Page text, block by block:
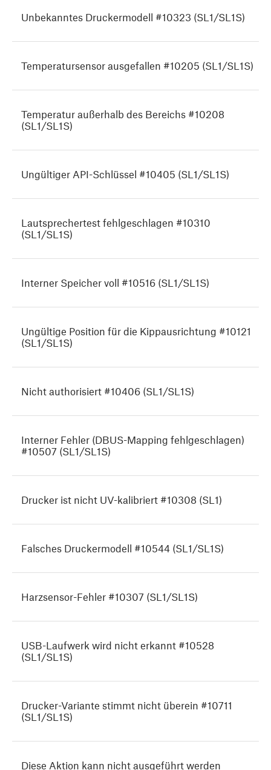
Unbekanntes Druckermodell #10323 (SL1/SL1S)
Temperatursensor ausgefallen #10205 (SL1/SL1S)
Temperatur außerhalb des Bereichs #10208
(SL1/SL1S)
Ungültiger API-Schlüssel #10405 (SL1/SL1S)
Lautsprechertest fehlgeschlagen #10310
(SL1/SL1S)
Interner Speicher voll #10516 (SL1/SL1S)
Ungültige Position für die Kippausrichtung #10121
(SL1/SL1S)
Nicht authorisiert #10406 (SL1/SL1S)
Interner Fehler (DBUS-Mapping fehlgeschlagen)
#10507 (SL1/SL1S)
Drucker ist nicht UV-kalibriert #10308 (SL1)
Falsches Druckermodell #10544 (SL1/SL1S)
Harzsensor-Fehler #10307 (SL1/SL1S)
USB-Laufwerk wird nicht erkannt #10528
(SL1/SL1S)
Drucker-Variante stimmt nicht überein #10711
(SL1/SL1S)
Diese Aktion kann nicht ausgeführt werden